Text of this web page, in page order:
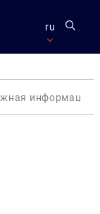
ru
информация